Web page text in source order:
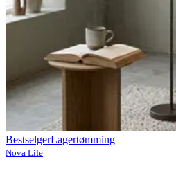
BestselgerLagertømming
Nova Life